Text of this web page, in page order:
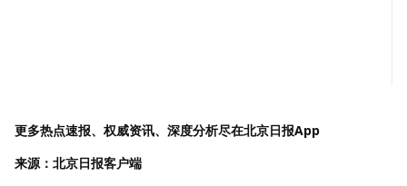
更多热点速报、权威资讯、深度分析尽在北京日报App
来源：北京日报客户端